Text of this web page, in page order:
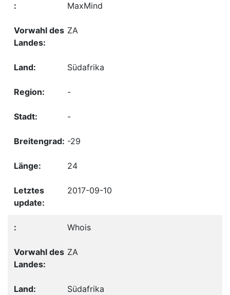
MaxMind
ZA
Südafrika
-
-
-29
24
2017-09-10
Whois
ZA
Südafrika